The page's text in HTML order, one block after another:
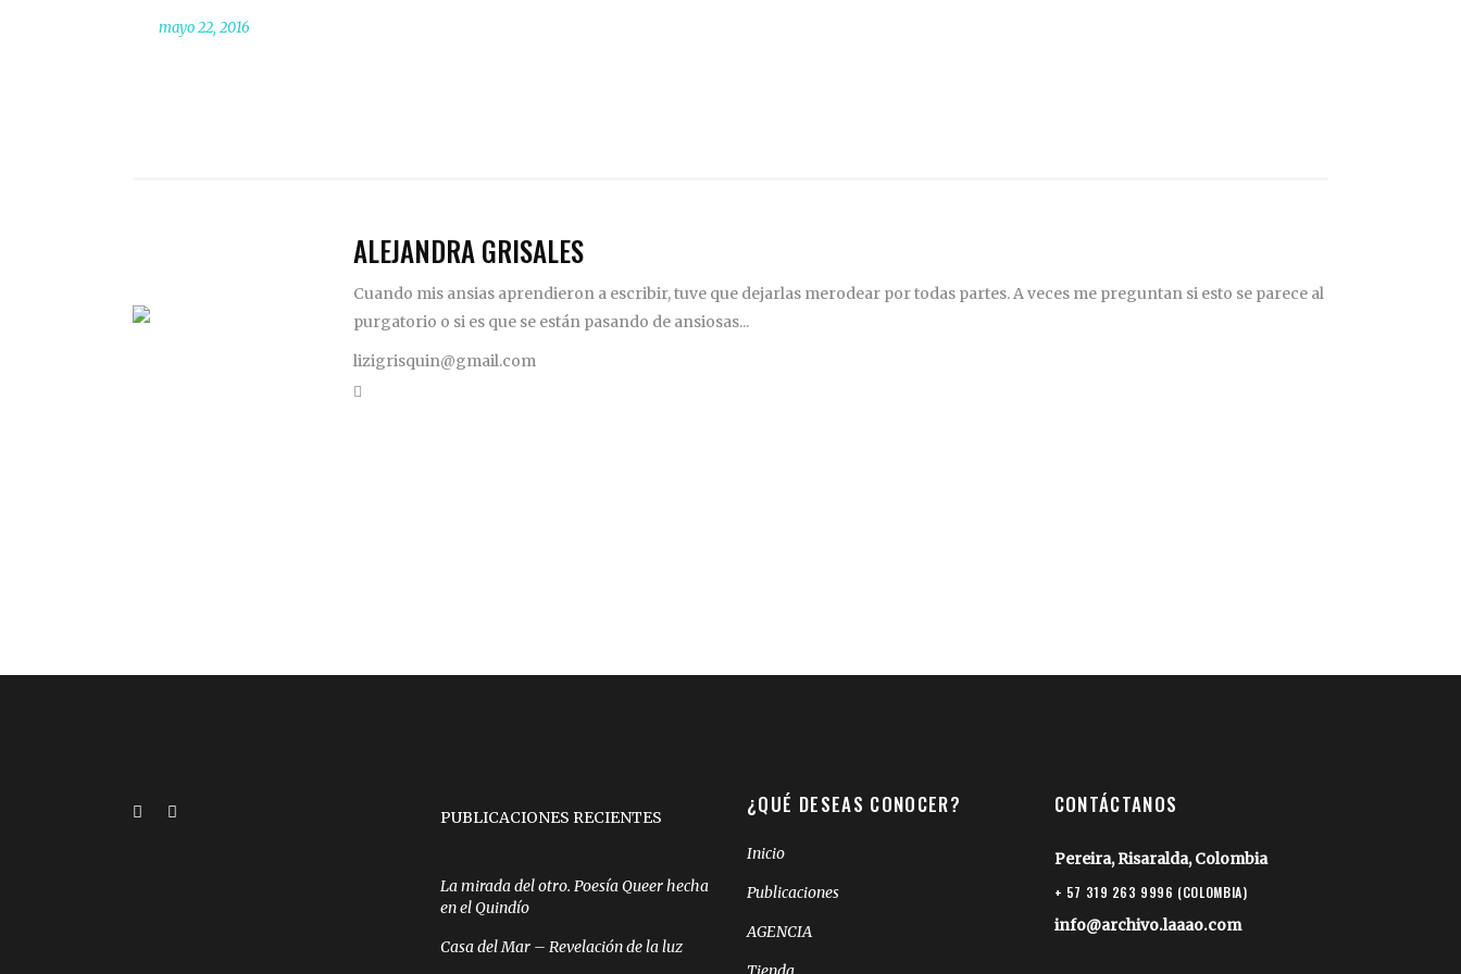
mayo 22, 2016
ALEJANDRA GRISALES
Cuando mis ansias aprendieron a escribir, tuve que dejarlas merodear por todas partes. A veces me preguntan si esto se parece al
purgatorio o si es que se están pasando de ansiosas...
lizigrisquin@gmail.com
PUBLICACIONES RECIENTES
La mirada del otro. Poesía Queer hecha
en el Quindío
Casa del Mar – Revelación de la luz
¿QUÉ DESEAS CONOCER?
Inicio
Publicaciones
AGENCIA
CONTÁCTANOS
Pereira, Risaralda, Colombia
+ 57 319 263 9996 (COLOMBIA)
info@archivo.laaao.com